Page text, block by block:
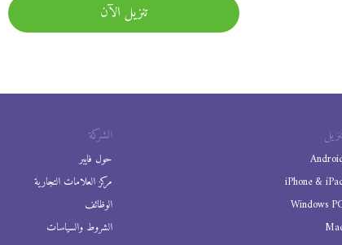
تنزيل الآن
الشركة
حول فايبر
مركز العلامات التجارية
الوظائف
الشروط والسياسات
iPhone &
Windows